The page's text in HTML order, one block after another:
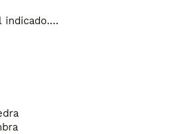
indicado.